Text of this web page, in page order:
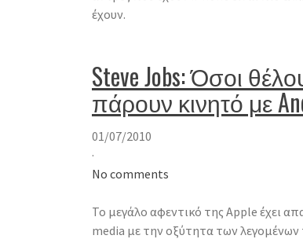
έχουν.
Steve Jobs: Όσοι
πάρουν κινητό με
01/07/2010
·
No comments
Το μεγάλο αφεντικό της Apple έχει
media με την οξύτητα των λεγομένων